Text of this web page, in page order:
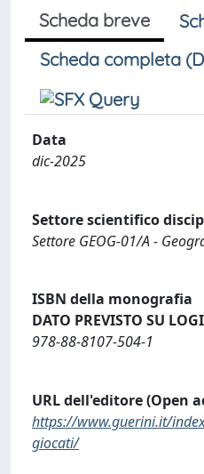
Scheda breve
Scheda completa
Data
dic-2025
Settore scientifico
Settore GEOG-01/A -
ISBN della monografia
DATO PREVISTO SU
978-88-8107-504-1
URL dell'editore (Open
https://www.guerini.it/
giocati/